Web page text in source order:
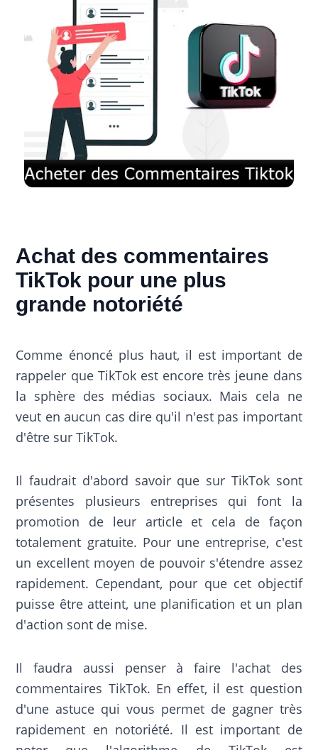
Achat des commentaires
TikTok pour une plus
grande notoriété
Comme énoncé plus haut, il est important de
rappeler que TikTok est encore très jeune dans
la sphère des médias sociaux. Mais cela ne
veut en aucun cas dire qu'il n'est pas important
d'être sur TikTok.
Il faudrait d'abord savoir que sur TikTok sont
présentes plusieurs entreprises qui font la
promotion de leur article et cela de façon
totalement gratuite. Pour une entreprise, c'est
un excellent moyen de pouvoir s'étendre assez
rapidement. Cependant, pour que cet objectif
puisse être atteint, une planification et un plan
d'action sont de mise.
Il faudra aussi penser à faire l'achat des
commentaires TikTok. En effet, il est question
d'une astuce qui vous permet de gagner très
rapidement en notoriété. Il est important de